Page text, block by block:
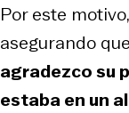
Por este
asegurando
agradezco su
estaba en un